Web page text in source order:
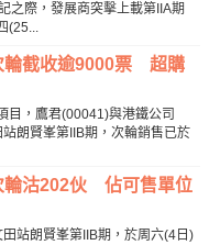
之際，發展商突擊上載第IIA期
(25...
輪截收逾9000票 超購
目，鷹君(00041)與港鐵公司
朗賢峯第IIB期，次輪銷售已於
輪沽202伙 佔可售單位
站朗賢峯第IIB期，於周六(4日)